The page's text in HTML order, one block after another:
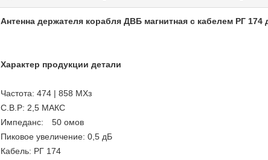
Антенна держателя корабля ДВБ магнитная с кабелем РГ
Характер продукции детали
Частота: 474 | 858 МХз
С.В.Р: 2,5 МАКС
Импеданс: 50 омов
Пиковое увеличение: 0,5 дБ
Кабель: РГ 174